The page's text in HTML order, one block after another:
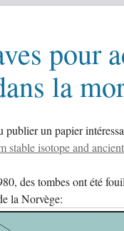
pour
la
publier un papier
stable isotope and
des tombes ont été
la Norvège: